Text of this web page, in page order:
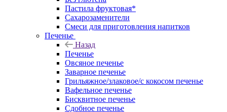
Пастила фруктовая*
Сахарозаменители
Смеси для приготовления напитков
Печенье
Назад
Печенье
Овсяное печенье
Заварное печенье
Грильяжное/злаковое/с кокосом печенье
Вафельное печенье
Бисквитное печенье
Сдобное печенье